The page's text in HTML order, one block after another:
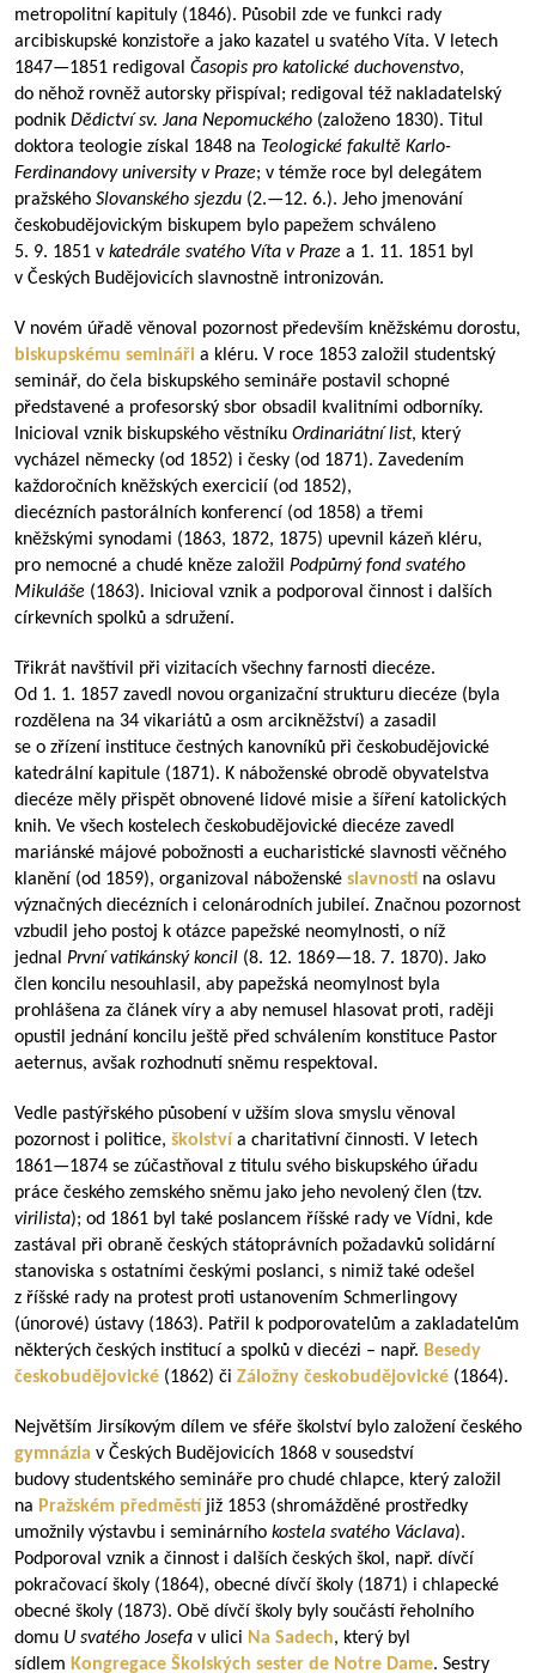
metropolitní kapituly (1846). Působil zde ve funkci rady
arcibiskupské konzistoře a jako kazatel u svatého Víta. V letech
1847—1851 redigoval Časopis pro katolické duchovenstvo,
do něhož rovněž autorsky přispíval; redigoval též nakladatelský
podnik Dědictví sv. Jana Nepomuckého (založeno 1830). Titul
doktora teologie získal 1848 na Teologické fakultě Karlo-
Ferdinandovy university v Praze; v témže roce byl delegátem
pražského Slovanského sjezdu (2.—12. 6.). Jeho jmenování
českobudějovickým biskupem bylo papežem schváleno
5. 9. 1851 v katedrále svatého Víta v Praze a 1. 11. 1851 byl
v Českých Budějovicích slavnostně intronizován.
V novém úřadě věnoval pozornost především kněžskému dorostu,
biskupskému semináři a kléru. V roce 1853 založil studentský
seminář, do čela biskupského semináře postavil schopné
představené a profesorský sbor obsadil kvalitními odborníky.
Inicioval vznik biskupského věstníku Ordinariátní list, který
vycházel německy (od 1852) i česky (od 1871). Zavedením
každoročních kněžských exercicií (od 1852),
diecézních pastorálních konferencí (od 1858) a třemi
kněžskými synodami (1863, 1872, 1875) upevnil kázeň kléru,
pro nemocné a chudé kněze založil Podpůrný fond svatého
Mikuláše (1863). Inicioval vznik a podporoval činnost i dalších
církevních spolků a sdružení.
Třikrát navštívil při vizitacích všechny farnosti diecéze.
Od 1. 1. 1857 zavedl novou organizační strukturu diecéze (byla
rozdělena na 34 vikariátů a osm arcikněžství) a zasadil
se o zřízení instituce čestných kanovníků při českobudějovické
katedrální kapitule (1871). K náboženské obrodě obyvatelstva
diecéze měly přispět obnovené lidové misie a šíření katolických
knih. Ve všech kostelech českobudějovické diecéze zavedl
mariánské májové pobožnosti a eucharistické slavnosti věčného
klanění (od 1859), organizoval náboženské slavnosti na oslavu
význačných diecézních i celonárodních jubileí. Značnou pozornost
vzbudil jeho postoj k otázce papežské neomylnosti, o níž
jednal První vatikánský koncil (8. 12. 1869—18. 7. 1870). Jako
člen koncilu nesouhlasil, aby papežská neomylnost byla
prohlášena za článek víry a aby nemusel hlasovat proti, raději
opustil jednání koncilu ještě před schválením konstituce Pastor
aeternus, avšak rozhodnutí sněmu respektoval.
Vedle pastýřského působení v užším slova smyslu věnoval
pozornost i politice, školství a charitativní činnosti. V letech
1861—1874 se zúčastňoval z titulu svého biskupského úřadu
práce českého zemského sněmu jako jeho nevolený člen (tzv.
virilista); od 1861 byl také poslancem říšské rady ve Vídni, kde
zastával při obraně českých státoprávních požadavků solidární
stanoviska s ostatními českými poslanci, s nimiž také odešel
z říšské rady na protest proti ustanovením Schmerlingovy
(únorové) ústavy (1863). Patřil k podporovatelům a zakladatelům
některých českých institucí a spolků v diecézi – např. Besedy
českobudějovické (1862) či Záložny českobudějovické (1864).
Největším Jirsíkovým dílem ve sféře školství bylo založení českého
gymnázia v Českých Budějovicích 1868 v sousedství
budovy studentského semináře pro chudé chlapce, který založil
na Pražském předměstí již 1853 (shromážděné prostředky
umožnily výstavbu i seminárního kostela svatého Václava).
Podporoval vznik a činnost i dalších českých škol, např. dívčí
pokračovací školy (1864), obecné dívčí školy (1871) i chlapecké
obecné školy (1873). Obě dívčí školy byly součástí řeholního
domu U svatého Josefa v ulici Na Sadech, který byl
sídlem Kongregace Školských sester de Notre Dame. Sestry